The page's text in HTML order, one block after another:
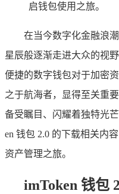
启钱包使用之旅。
在当今数字化金融浪
星辰般逐渐走进大众的视
便捷的数字钱包对于加密
之于航海者，显得至关重
备受瞩目、闪耀着独特光
en 钱包 2.0 的下载相关内
资产管理之旅。
imToken 钱包